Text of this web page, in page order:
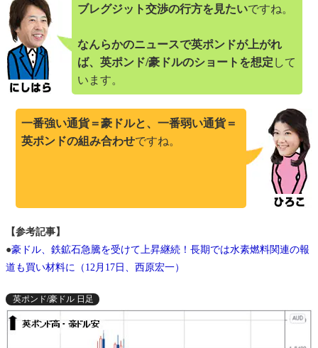
ブレグジット交渉の行方を見たいですね。
なんらかのニュースで英ポンドが上がれ
ば、英ポンド/豪ドルのショートを想定 して
います。
一番強い通貨＝豪ドルと、一番弱い通貨＝
英ポンドの組み合わせですね。
【参考記事】
●豪ドル、鉄鉱石急騰を受けて上昇継続！長期では水素燃料関連の報
道も買い材料に（12月17日、西原宏一）
英ポンド/豪ドル 日足